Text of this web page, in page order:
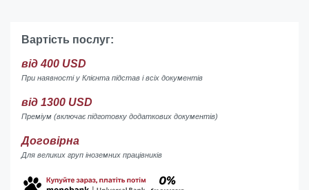
Вартість послуг:
від 400 USD
При наявності у Клієнта підстав і всіх документів
від 1300 USD
Преміум (включає підготовку додаткових документів)
Договірна
Для великих груп іноземних працівників